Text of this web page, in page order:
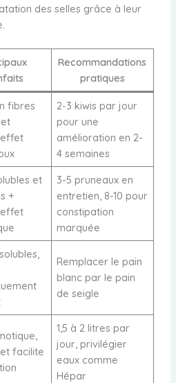
des selles grâce à leur
Recommandations
pratiques
fibres
2-3 kiwis par jour
pour une
amélioration en 2-
4 semaines
et
+
3-5 pruneaux en
entretien, 8-10 pour
constipation
marquée
Remplacer le pain
blanc par le pain
de seigle
facilite
1,5 à 2 litres par
jour, privilégier
eaux comme
Hépar